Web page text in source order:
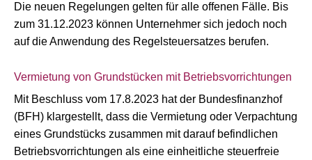
Die neuen Regelungen gelten für alle offenen Fälle. Bis
zum 31.12.2023 können Unternehmer sich jedoch noch
auf die Anwendung des Regelsteuersatzes berufen.
Vermietung von Grundstücken mit Betriebsvorrichtungen
Mit Beschluss vom 17.8.2023 hat der Bundesfinanzhof
(BFH) klargestellt, dass die Vermietung oder Verpachtung
eines Grundstücks zusammen mit darauf befindlichen
Betriebsvorrichtungen als eine einheitliche steuerfreie